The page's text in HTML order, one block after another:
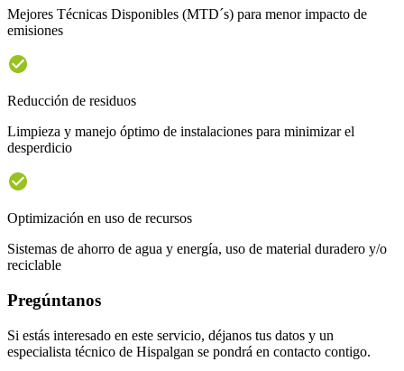
Mejores Técnicas Disponibles (MTD´s) para menor impacto de
emisiones
Reducción de residuos
Limpieza y manejo óptimo de instalaciones para minimizar el
desperdicio
Optimización en uso de recursos
Sistemas de ahorro de agua y energía, uso de material duradero y/o
reciclable
Pregúntanos
Si estás interesado en este servicio, déjanos tus datos y un
especialista técnico de Hispalgan se pondrá en contacto contigo.